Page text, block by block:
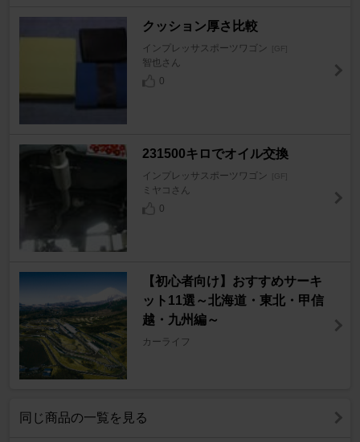
クッション厚さ比較
インプレッサスポーツワゴン [GF]
智也さん
0
231500キロでオイル交換
インプレッサスポーツワゴン [GF]
ミヤコさん
0
【初心者向け】おすすめサーキ
ット11選～北海道・東北・甲信
越・九州編～
カーライフ
同じ商品の一覧を見る